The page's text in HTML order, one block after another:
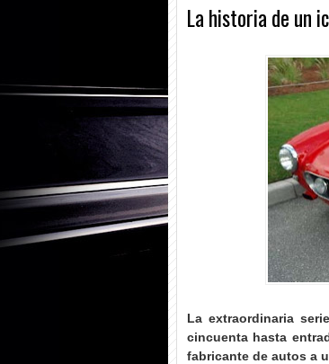
La historia de un
La extraordinaria
cincuenta hasta
fabricante de autos a